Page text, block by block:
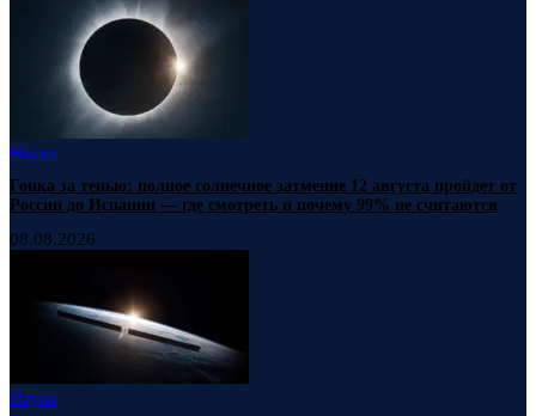
Наука
Гонка за тенью: полное солнечное затмение 12 августа пройдет от
России до Испании — где смотреть и почему 99% не считаются
08.08.2026
Наука